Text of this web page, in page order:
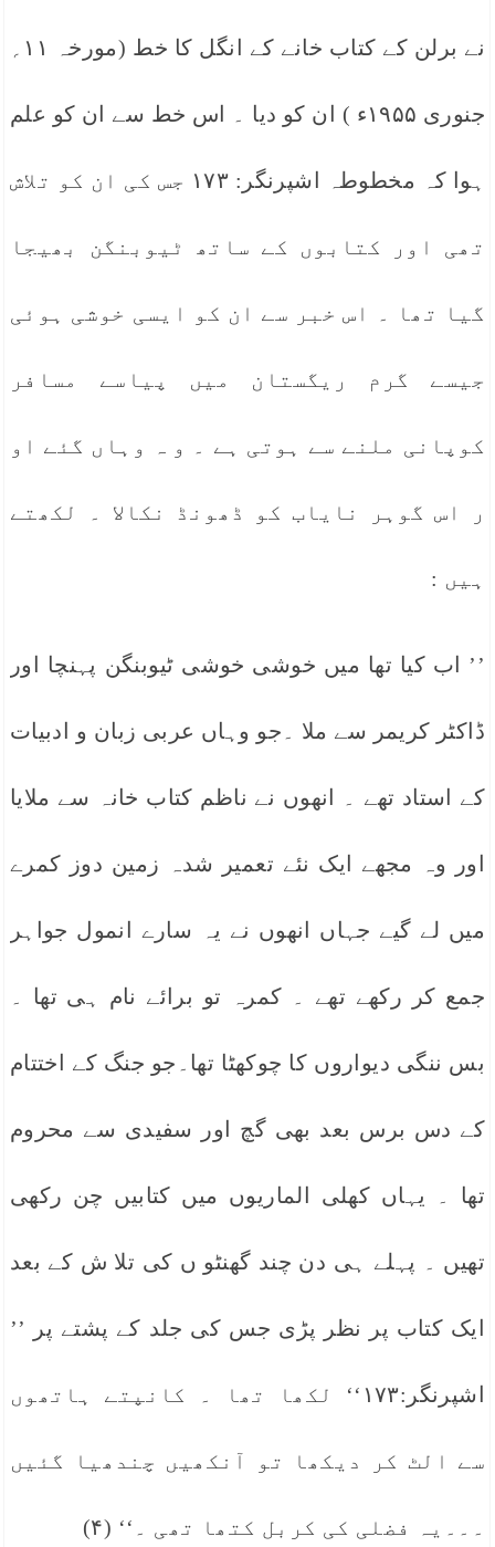
نے برلن کے کتاب خانے کے انگل کا خط (مورخہ ۱۱؍
جنوری ۱۹۵۵ء ) ان کو دیا ۔ اس خط سے ان کو علم
ہوا کہ مخطوطہ اشپرنگر: ۱۷۳ جس کی ان کو تلاش
تھی اور کتابوں کے ساتھ ٹیوبنگن بھیجا
گیا تھا ۔ اس خبر سے ان کو ایسی خوشی ہوئی
جیسے گرم ریگستان میں پیاسے مسافر
کوپانی ملنے سے ہوتی ہے ۔ و ہ وہاں گئے او
ر اس گوہر نایاب کو ڈھونڈ نکالا ۔ لکھتے
ہیں :
’’ اب کیا تھا میں خوشی خوشی ٹیوبنگن پہنچا اور
ڈاکٹر کریمر سے ملا ۔جو وہاں عربی زبان و ادبیات
کے استاد تھے ۔ انھوں نے ناظم کتاب خانہ سے ملایا
اور وہ مجھے ایک نئے تعمیر شدہ زمین دوز کمرے
میں لے گیے جہاں انھوں نے یہ سارے انمول جواہر
جمع کر رکھے تھے ۔ کمرہ تو برائے نام ہی تھا ۔
بس ننگی دیواروں کا چوکھٹا تھا۔جو جنگ کے اختتام
کے دس برس بعد بھی گچ اور سفیدی سے محروم
تھا ۔ یہاں کھلی الماریوں میں کتابیں چن رکھی
تھیں ۔ پہلے ہی دن چند گھنٹو ں کی تلا ش کے بعد
ایک کتاب پر نظر پڑی جس کی جلد کے پشتے پر ’’
اشپرنگر:۱۷۳‘‘ لکھا تھا ۔ کانپتے ہاتھوں
سے الٹ کر دیکھا تو آنکھیں چندھیا گئیں
۔۔۔یہ فضلی کی کربل کتھا تھی ۔‘‘ (۴)